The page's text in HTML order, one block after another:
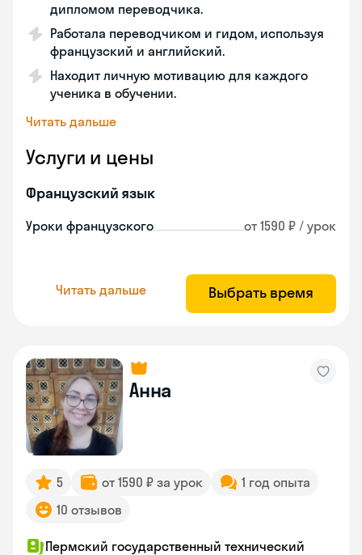
дипломом переводчика.
Работала переводчиком и гидом, используя
французский и английский.
Находит личную мотивацию для каждого
ученика в обучении.
Читать дальше
Услуги и цены
Французский язык
Уроки французского от 1590 ₽ / урок
Читать дальше Выбрать время
Анна
5 от 1590 ₽ за урок
1 год опыта
10 отзывов
Пермский государственный технический